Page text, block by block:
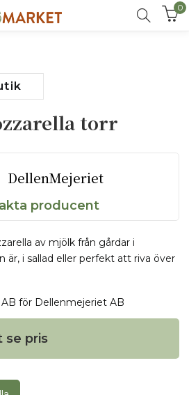
0
torr
DellenMejeriet
producent
av mjölk från gårdar i
är, i sallad eller perfekt att riva över
för Dellenmejeriet AB
se pris